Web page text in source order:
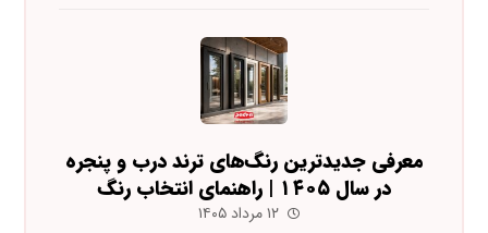
معرفی جدیدترین رنگ‌های ترند درب و پنجره
در سال ۱۴۰۵ | راهنمای انتخاب رنگ
۱۲ مرداد ۱۴۰۵